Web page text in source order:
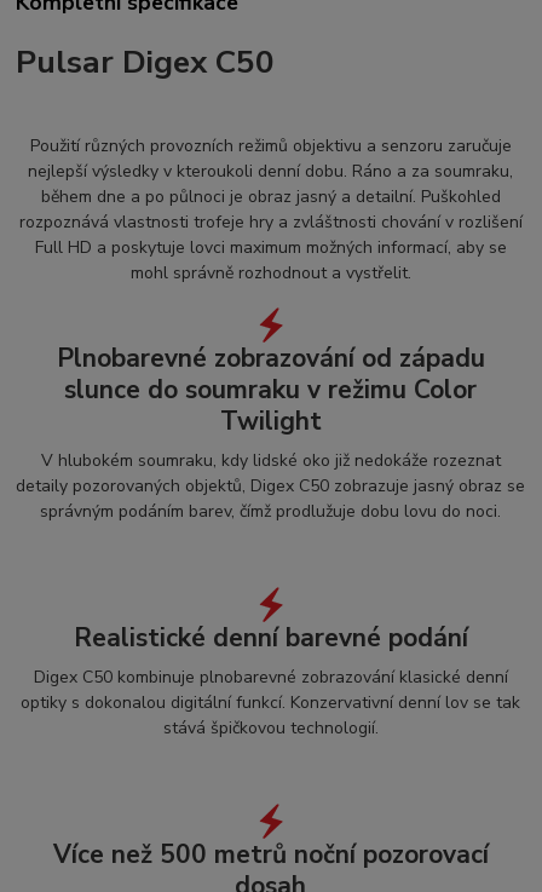
Pulsar Digex C50
Použití různých provozních režimů objektivu a senzoru zaručuje
nejlepší výsledky v kteroukoli denní dobu. Ráno a za soumraku,
během dne a po půlnoci je obraz jasný a detailní. Puškohled
rozpoznává vlastnosti trofeje hry a zvláštnosti chování v rozlišení
Full HD a poskytuje lovci maximum možných informací, aby se
mohl správně rozhodnout a vystřelit.
Plnobarevné zobrazování od západu
slunce do soumraku v režimu Color
Twilight
V hlubokém soumraku, kdy lidské oko již nedokáže rozeznat
detaily pozorovaných objektů, Digex C50 zobrazuje jasný obraz se
správným podáním barev, čímž prodlužuje dobu lovu do noci.
Realistické denní barevné podání
Digex C50 kombinuje plnobarevné zobrazování klasické denní
optiky s dokonalou digitální funkcí. Konzervativní denní lov se tak
stává špičkovou technologií.
Více než 500 metrů noční pozorovací